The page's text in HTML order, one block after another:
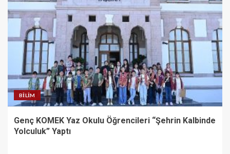
BILIM
Genç KOMEK Yaz Okulu Öğrencileri “Şehrin Kalbinde
Yolculuk” Yaptı